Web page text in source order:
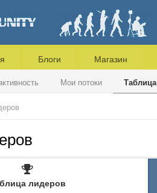
Мои потоки
Блоги Магазин
лидеров